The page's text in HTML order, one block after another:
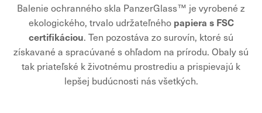
Balenie ochranného skla PanzerGlass™ je vyrobené z
ekologického, trvalo udržateľného papiera s FSC
certifikáciou. Ten pozostáva zo surovín, ktoré sú
získavané a spracúvané s ohľadom na prírodu. Obaly sú
tak priateľské k životnému prostrediu a prispievajú k
lepšej budúcnosti nás všetkých.